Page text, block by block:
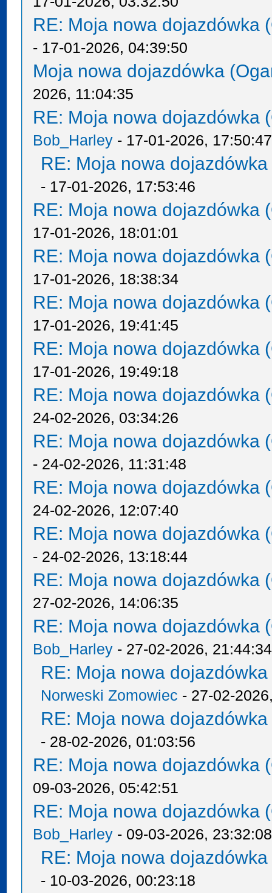
RE: Moja nowa dojazdówka
- 17-01-2026, 04:39:50
Moja nowa dojazdówka
2026, 11:04:35
RE: Moja nowa dojazdówka
Bob_Harley - 17-01-2026, 17:50:47
RE: Moja nowa
- 17-01-2026, 17:53:46
RE: Moja nowa dojazdówka
17-01-2026, 18:01:01
RE: Moja nowa dojazdówka
17-01-2026, 18:38:34
RE: Moja nowa dojazdówka
17-01-2026, 19:41:45
RE: Moja nowa dojazdówka
17-01-2026, 19:49:18
RE: Moja nowa dojazdówka
24-02-2026, 03:34:26
RE: Moja nowa dojazdówka
- 24-02-2026, 11:31:48
RE: Moja nowa dojazdówka
24-02-2026, 12:07:40
RE: Moja nowa dojazdówka
- 24-02-2026, 13:18:44
RE: Moja nowa dojazdówka
27-02-2026, 14:06:35
RE: Moja nowa dojazdówka
Bob_Harley - 27-02-2026, 21:44:34
RE: Moja nowa
Norweski Zomowiec - 27-02-
RE: Moja nowa
- 28-02-2026, 01:03:56
RE: Moja nowa dojazdówka
09-03-2026, 05:42:51
RE: Moja nowa dojazdówka
Bob_Harley - 09-03-2026, 23:32:08
RE: Moja nowa
- 10-03-2026, 00:23:18